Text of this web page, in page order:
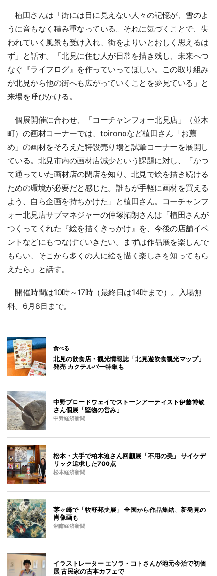
植田さんは「街には目に見えない人々の記憶が、雪のよ
うに音もなく積み重なっている。それに気づくことで、失
われていく風景も受け入れ、街をよりいとおしく思えるは
ず」と話す。「北見に住む人が日常を描き残し、未来へつ
なぐ『ライフログ』を作っていってほしい。この取り組み
が北見から他の街へも広がっていくことを夢見ている」と
来場を呼びかける。
個展開催に合わせ、「コーチャンフォー北見店」（並木
町）の画材コーナーでは、toironoなど植田さん「お薦
め」の画材をそろえた特設売り場と試筆コーナーを展開し
ている。北見市内の画材店減少という課題に対し、「かつ
て通っていた画材店の閉店を知り、北見で絵を描き続ける
ための環境が必要だと感じた。誰もが手軽に画材を買える
よう、自ら企画を持ちかけた」と植田さん。コーチャンフ
ォー北見店サブマネジャーの仲塚拓朗さんは「植田さんが
つくってくれた『絵を描くきっかけ』を、今後の店舗イベ
ントなどにもつなげていきたい。まずは作品展を楽しんで
もらい、そこから多くの人に絵を描く楽しさを知ってもら
えたら」と話す。
開催時間は10時～17時（最終日は14時まで）。入場無
料。6月8日まで。
食べる
北見の飲食店・観光情報誌「北見遊飲食観光マップ」
発売 カクテルバー特集も
中野ブロードウェイでストーンアーティスト伊藤博敏
さん個展「堅物の営み」
中野経済新聞
松本・大手で柏木辿さん回顧展「不用の美」 サイケデ
リック追求した700点
松本経済新聞
茅ヶ崎で「牧野邦夫展」 全国から作品集結、新発見の
肖像画も
湘南経済新聞
イラストレーター エソラ・コトさんが地元今治で初個
展 古民家の古本カフェで